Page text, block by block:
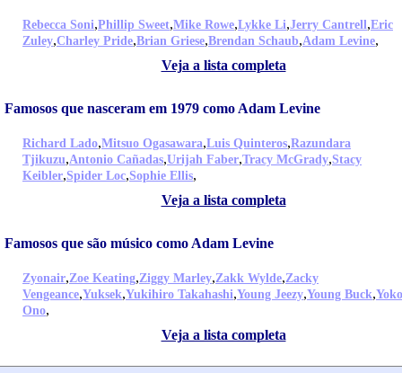
Rebecca Soni,Phillip Sweet,Mike Rowe,Lykke Li,Jerry Cantrell,Eric
Zuley,Charley Pride,Brian Griese,Brendan Schaub,Adam Levine,
Veja a lista completa
Famosos que nasceram em 1979 como Adam Levine
Richard Lado,Mitsuo Ogasawara,Luis Quinteros,Razundara
Tjikuzu,Antonio Cañadas,Urijah Faber,Tracy McGrady,Stacy
Keibler,Spider Loc,Sophie Ellis,
Veja a lista completa
Famosos que são músico como Adam Levine
Zyonair,Zoe Keating,Ziggy Marley,Zakk Wylde,Zacky
Vengeance,Yuksek,Yukihiro Takahashi,Young Jeezy,Young Buck,Yoko
Ono,
Veja a lista completa